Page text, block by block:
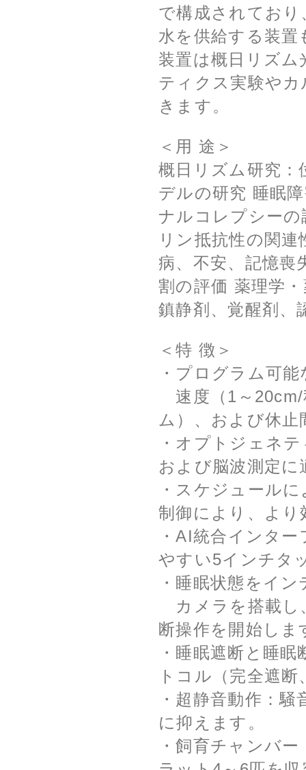
で構成されてお
水を供給する装
装置は概日リズ
ティクス実験や
きます。
＜用 途＞
概日リズム研究：
デルの研究 睡眠
ナルコレプシー
リン抵抗性の関
病、不安、記憶喪
割の評価 薬理学
鎮静剤、覚醒剤、
＜特 徴＞
・プログラム可
速度（1～20cm/
ム）、および休止
・オプトジェネ
および脳波測定
・スケジュール
制御により、より
・AI統合インタ
やすい5インチタ
・睡眠状態をイ
カメラを搭載し
断操作を開始し
・睡眠遮断と睡
トコル（完全遮
・超静音動作：
に抑えます。
・飼育チャンバ